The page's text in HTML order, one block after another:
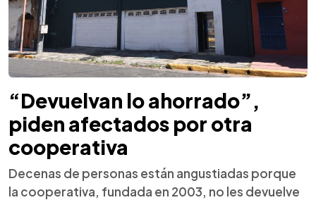
“Devuelvan lo ahorrado”,
piden afectados por otra
cooperativa
Decenas de personas están angustiadas porque
la cooperativa, fundada en 2003, no les devuelve